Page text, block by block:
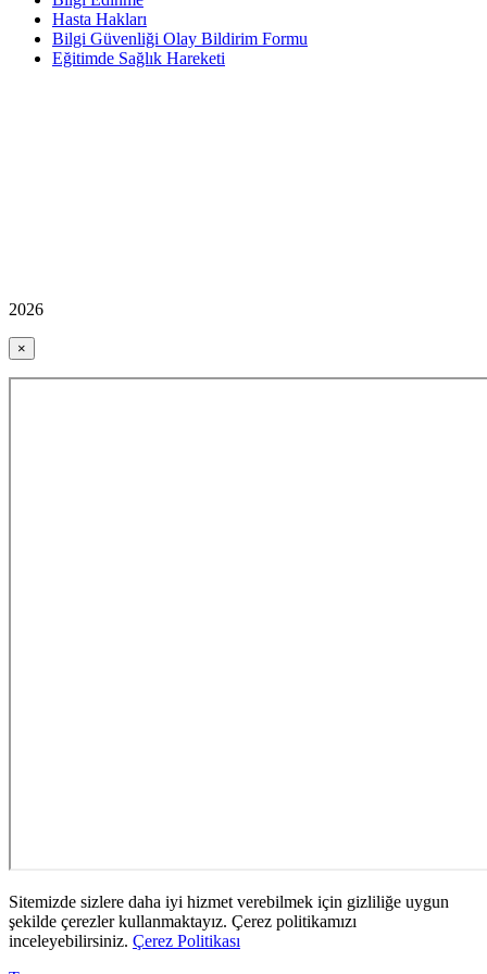
Hasta Hakları
Bilgi Güvenliği Olay Bildirim Formu
Eğitimde Sağlık Hareketi
2026
×
Sitemizde sizlere daha iyi hizmet verebilmek için gizliliğe uygun
şekilde çerezler kullanmaktayız. Çerez politikamızı
inceleyebilirsiniz. Çerez Politikası